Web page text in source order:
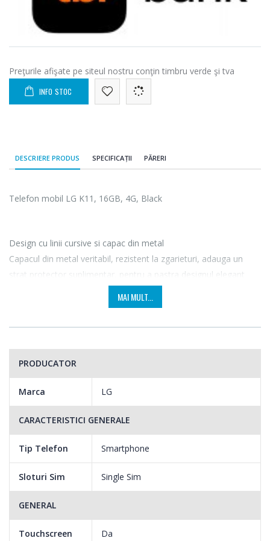
Preţurile afişate pe siteul nostru conţin timbru verde şi tva
INFO STOC
DESCRIERE PRODUS SPECIFICAȚII PĂRERI
Telefon mobil LG K11, 16GB, 4G, Black
Design cu linii cursive si capac din metal
Capacul din metal veritabil, rezistent la zgarieturi, adauga un
strat protector suplimentar, pentru a pastra designul elegant
din Statele Unite, designul rezistent la impact face fata oricarei
MAI MULT...
PRODUCATOR
Marca LG
CARACTERISTICI GENERALE
Tip Telefon Smartphone
Sloturi Sim Single Sim
GENERAL
Touchscreen Da